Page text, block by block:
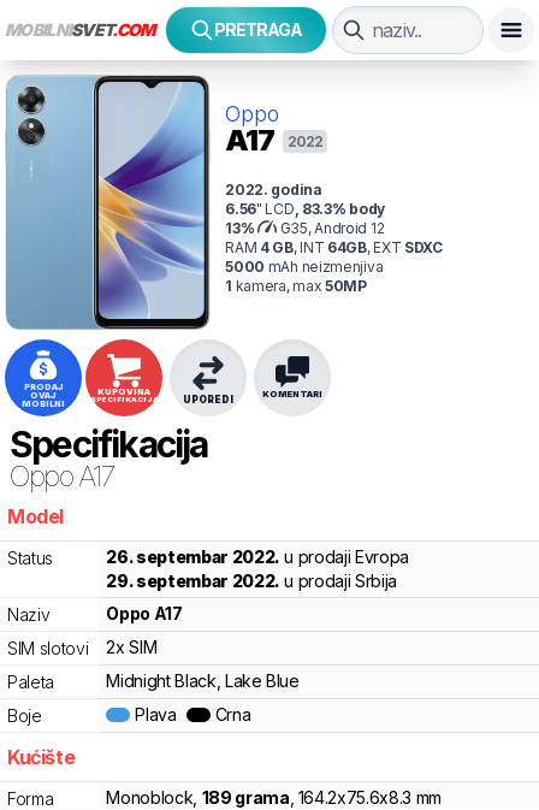
MOBILNISVET.COM PRETRAGA
Oppo
A17 2022
2022. godina
6.56" LCD 83.3% body
13%
G35, Android 12
RAM 4GB,INT 64GB,EXT SDXC
5000 mAh neizmenjiva
1 kamera, max 50MP
PRODAJ
OVAJ
MOBILNI
KUPOVINA
SPECIFIKACIJA KOMENTARI
UPOREDI
Specifikacija
Oppo A17
Model
Status 26. septembar 2022. u prodaji Evropa
29. septembar 2022. u prodaji Srbija
Naziv
Oppo A17
SIM slotovi
2x SIM
Paleta
Midnight Black, Lake Blue
Boje
Plava Crna
Kućište
Forma Monoblock 189 grama 164.2x75.6x8.3 mm